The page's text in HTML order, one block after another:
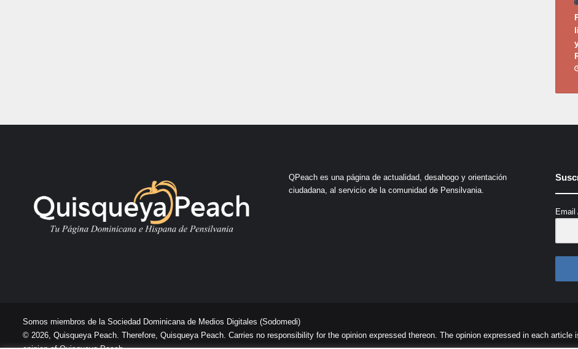
QPeach es una página de actualidad, desahogo y orientación
ciudadana, al servicio de la comunidad de Pensilvania.
Email
Somos miembros de la Sociedad Dominicana de Medios Digitales (Sodomedi)
© 2026, Quisqueya Peach. Therefore, Quisqueya Peach. Carries no responsibility for the opinion expressed thereon. The opinion expressed in each